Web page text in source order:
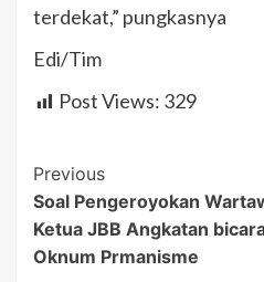
terdekat,” pungkasnya
Edi/Tim
Post Views: 329
Post
Navigation
Previous
Soal Pengeroyokan
Ketua JBB Angkatan
Oknum Prmanisme